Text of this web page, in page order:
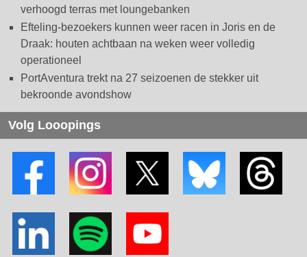
verhoogd terras met loungebanken
Efteling-bezoekers kunnen weer racen in Joris en de
Draak: houten achtbaan na weken weer volledig
operationeel
PortAventura trekt na 27 seizoenen de stekker uit
bekroonde avondshow
Volg Looopings